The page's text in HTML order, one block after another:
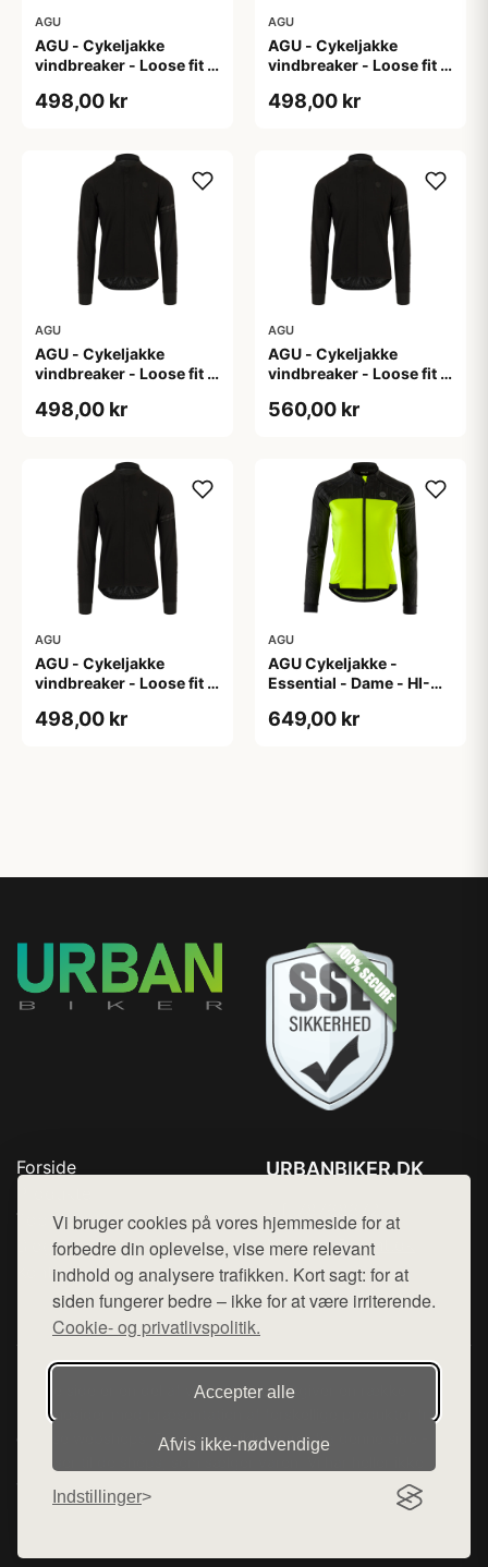
Vi bruger cookies på vores hjemmeside for at
forbedre din oplevelse, vise mere relevant
indhold og analysere trafikken. Kort sagt: for at
siden fungerer bedre – ikke for at være irriterende.
Cookie- og privatlivspolitik.
Accepter alle
Afvis ikke‑nødvendige
Indstillinger
AGU
AGU - Cykeljakke
vindbreaker - Loose fit -
498,00 kr
AGU
AGU - Cykeljakke
vindbreaker - Loose fit -
498,00 kr
AGU
AGU - Cykeljakke
vindbreaker - Loose fit -
498,00 kr
AGU
AGU - Cykeljakke
vindbreaker - Loose fit -
560,00 kr
AGU
AGU - Cykeljakke
vindbreaker - Loose fit -
498,00 kr
AGU
AGU Cykeljakke -
Essential - Dame - HI-
649,00 kr
Forside
Top Rabatter
Blog
Kontakt
URBANBIKER.DK
Mail: hej@want.dk
Cookie- og privatlivspolitik
Denne side er en del af want.dk, der udgiver en række
hjemmesider med præsentation af forskellige produkter fra
diverse webshops. Der sælges ikke varer fra denne side - vi
varerne på lager.